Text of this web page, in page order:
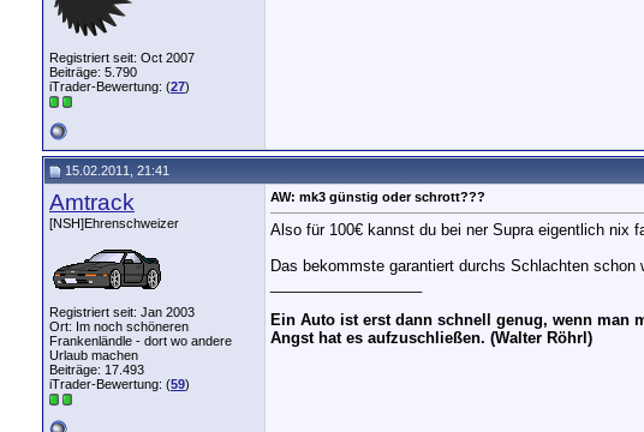
Registriert seit: Oct 2007
Beiträge: 5.790
iTrader-Bewertung: (27)
15.02.2011, 21:41
Amtrack
[NSH]Ehrenschweizer
Registriert seit: Jan 2003
Ort: Im noch schöneren
Frankenländle - dort wo andere
Urlaub machen
Beiträge: 17.493
iTrader-Bewertung: (59)
AW: mk3 günstig oder schrott???
Also für 100€ kannst du bei ner Supra eigentlich nix
Das bekommste garantiert durchs Schlachten schon
Ein Auto ist erst dann schnell genug, wenn man
Angst hat es aufzuschließen. (Walter Röhrl)